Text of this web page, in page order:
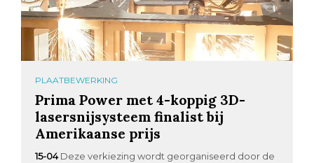
PLAATBEWERKING
Prima Power met 4-koppig 3D-
lasersnijsysteem finalist bij
Amerikaanse prijs
15-04 Deze verkiezing wordt georganiseerd door de